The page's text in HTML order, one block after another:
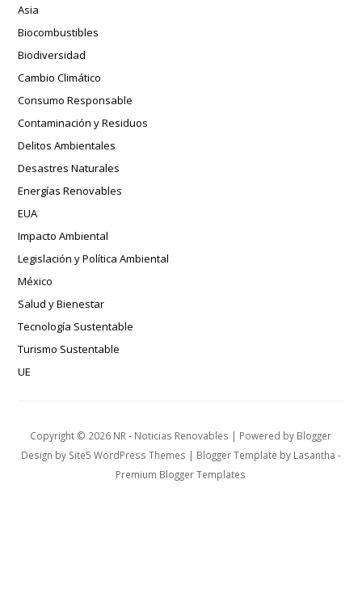
Asia
Biocombustibles
Biodiversidad
Cambio Climático
Consumo Responsable
Contaminación y Residuos
Delitos Ambientales
Desastres Naturales
Energías Renovables
EUA
Impacto Ambiental
Legislación y Política Ambiental
México
Salud y Bienestar
Tecnología Sustentable
Turismo Sustentable
UE
Copyright © 2026 NR - Noticias Renovables | Powered by Blogger
Design by Site5 WordPress Themes | Blogger Template by Lasantha -
Premium Blogger Templates